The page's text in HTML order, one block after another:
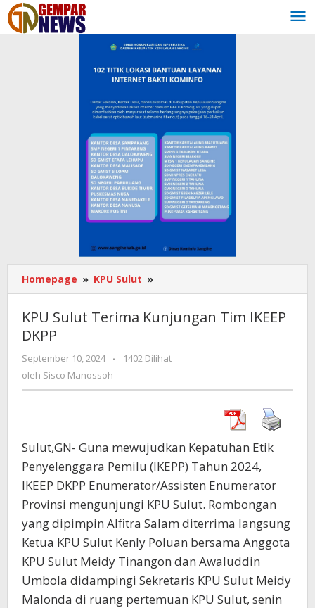
Lewati
ke
konten
Homepage » KPU Sulut »
Sulut
Kunjungan
IKEEP
KPU Sulut Terima Kunjungan Tim IKEEP
DKPP
September 10, 2024
oleh
-
1402 Dilihat
oleh Sisco Manossoh
Sulut,GN- Guna mewujudkan Kepatuhan Etik
Penyelenggara Pemilu (IKEPP) Tahun 2024,
IKEEP DKPP Enumerator/Assisten Enumerator
Provinsi mengunjungi KPU Sulut. Rombongan
yang dipimpin Alfitra Salam diterrima langsung
Ketua KPU Sulut Kenly Poluan bersama Anggota
KPU Sulut Meidy Tinangon dan Awaluddin
Umbola didampingi Sekretaris KPU Sulut Meidy
Malonda di ruang pertemuan KPU Sulut, senin